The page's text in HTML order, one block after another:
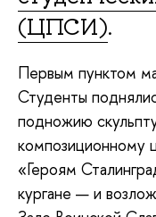
(ЦПСИ).
Первым пунктом
Студенты
подножию
композиционному
«Героям
кургане — и